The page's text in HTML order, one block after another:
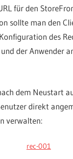
für den
sollte man den
des
der Anwender
dem Neustart
direkt
verwalten: